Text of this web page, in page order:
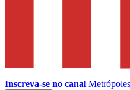
Inscreva-se no canal